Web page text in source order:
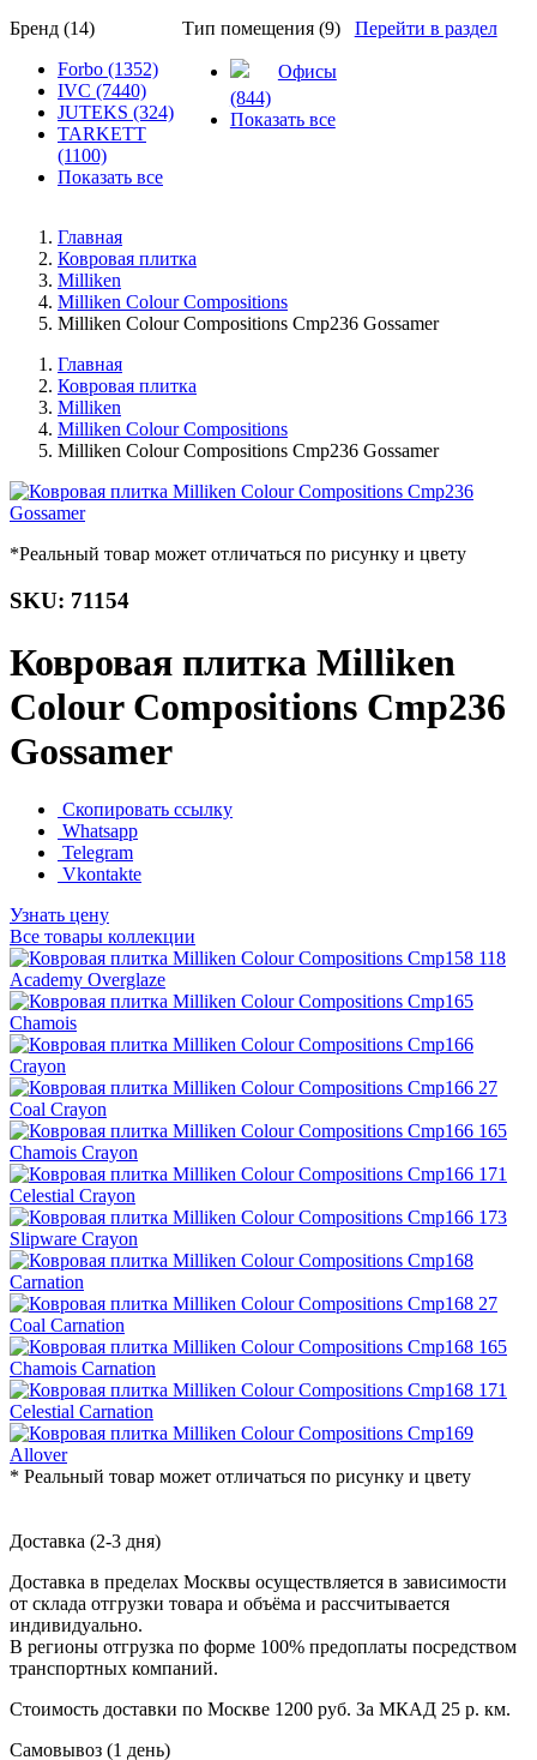
Бренд (14)
Forbo (1352)
IVC (7440)
JUTEKS (324)
TARKETT
(1100)
Показать все
Тип помещения (9)
Офисы
(844)
Показать все
Перейти в раздел
Главная
Ковровая плитка
Milliken
Milliken Colour Compositions
Milliken Colour Compositions Cmp236 Gossamer
Главная
Ковровая плитка
Milliken
Milliken Colour Compositions
Milliken Colour Compositions Cmp236 Gossamer
*Реальный товар может отличаться по рисунку и цвету
SKU: 71154
Ковровая плитка Milliken
Colour Compositions Cmp236
Gossamer
Скопировать ссылку
Whatsapp
Telegram
Vkontakte
Узнать цену
Все товары коллекции
* Реальный товар может отличаться по рисунку и цвету
Доставка (2-3 дня)
Доставка в пределах Москвы осуществляется в зависимости
от склада отгрузки товара и объёма и рассчитывается
индивидуально.
В регионы отгрузка по форме 100% предоплаты посредством
транспортных компаний.
Стоимость доставки по Москве 1200 руб. За МКАД 25 р. км.
Самовывоз (1 день)